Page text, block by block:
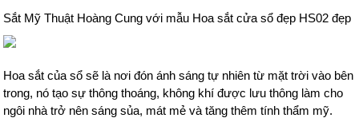
Sắt Mỹ Thuật Hoàng Cung với mẫu Hoa sắt cửa sổ đẹp HS02 đẹp
Hoa sắt của sổ sẽ là nơi đón ánh sáng tự nhiên từ mặt trời vào bên
trong, nó tạo sự thông thoáng, không khí được lưu thông làm cho
ngôi nhà trở nên sáng sủa, mát mẻ và tăng thêm tính thẩm mỹ.